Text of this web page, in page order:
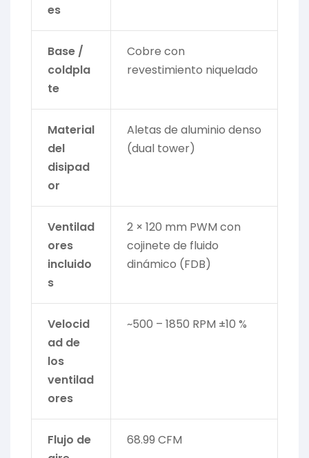
es
Base /
coldpla
te
Cobre con
revestimiento niquelado
Material
del
disipad
or
Aletas de aluminio denso
(dual tower)
Ventilad
ores
incluido
s
2 × 120 mm PWM con
cojinete de fluido
dinámico (FDB)
Velocid
ad de
los
ventilad
ores
~500 – 1850 RPM ±10 %
Flujo de
68.99 CFM